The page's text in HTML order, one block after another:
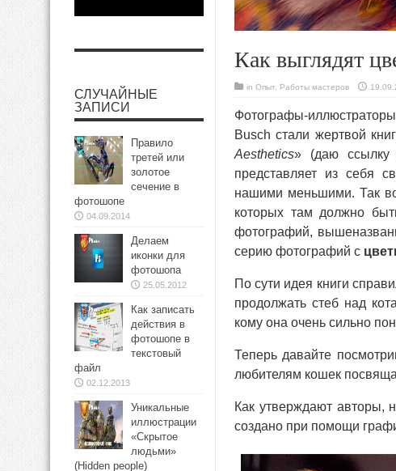
Как выглядят
in Опыт, Работы мастеров
Фотографы-
Busch стали жертвой
Aesthetics» (даю ссылку
представляет из себя
нашими меньшими. Так
которых там должно
фотографий,
серию фотографий с
По сути идея книги
продолжать стеб над
кому она очень сильно
Теперь давайте
любителям кошек
Как утверждают авторы,
создано при помощи
СЛУЧАЙНЫЕ
ЗАПИСИ
Правило
третей или
золотое
сечение в
фотошопе
04.09.2014
Делаем
иконки для
фотошопа
25.05.2012
Как записать
действия в
фотошопе в
текстовый
файл
02.12.2013
Уникальные
иллюстрации
«Скрытое
людьми»
(Hidden people)